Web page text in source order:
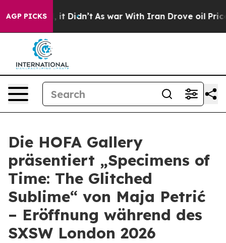
AGP PICKS
Well, it Didn’t As war With Iran Drove oil Prices
Die HOFA Gallery
präsentiert „Specimens of
Time: The Glitched
Sublime“ von Maja Petrić
– Eröffnung während des
SXSW London 2026